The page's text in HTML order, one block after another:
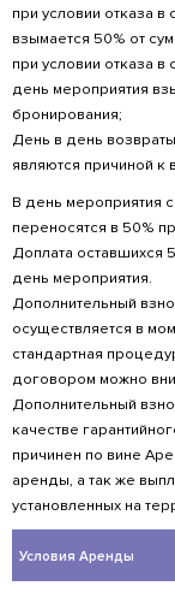
размере от
* Правила
(запрещено
собак-
Правила
∙ Курить
мест.
∙ Распитие
∙ Дети